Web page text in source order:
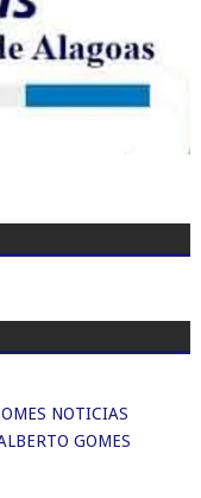
NOTICIAS
GOMES